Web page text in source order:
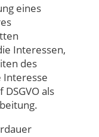
eines
Interessen,
des
Interesse
als